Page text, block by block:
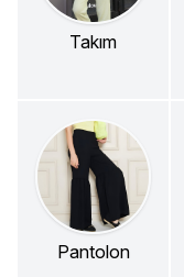
Takım
Pantolon